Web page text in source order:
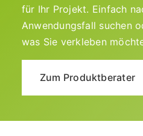
für Ihr Projekt. Einfach
Anwendungsfall suchen
was Sie verkleben
Zum Produktberater